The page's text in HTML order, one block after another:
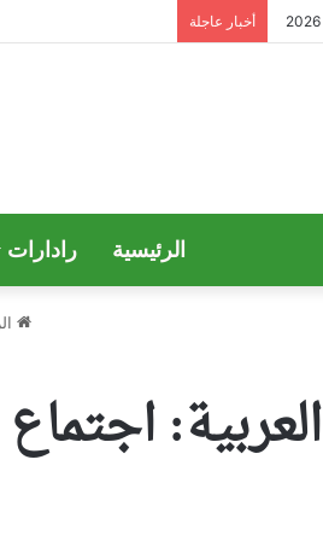
أخبار عاجلة
الرئيسية رادارات
العربية: